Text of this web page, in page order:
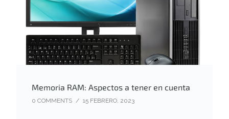
Memoria RAM: Aspectos a tener en cuenta
0 COMMENTS / 15 FEBRERO, 2023